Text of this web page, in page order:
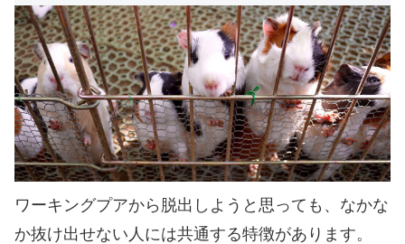
ワーキングプアから脱出しようと思っても、なかな
か抜け出せない人には共通する特徴があります。